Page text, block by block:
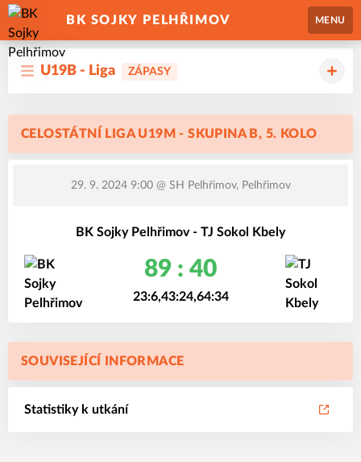
BK SOJKY PELHŘIMOV MENU
U19B - Liga ZÁPASY
CELOSTÁTNÍ LIGA U19M - SKUPINA B, 5. KOLO
29. 9. 2024 9:00@ SH Pelhřimov, Pelhřimov
BK Sojky Pelhřimov - TJ Sokol Kbely
89 : 40
23:6,43:24,64:34
SOUVISEJÍCÍ INFORMACE
Statistiky k utkání